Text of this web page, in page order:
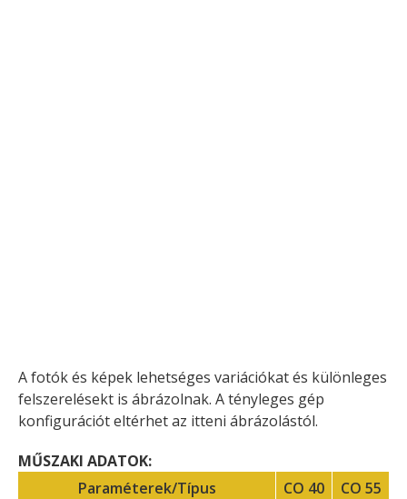
A fotók és képek lehetséges variációkat és különleges
felszerelésekt is ábrázolnak. A tényleges gép
konfigurációt eltérhet az itteni ábrázolástól.
MŰSZAKI ADATOK:
Paraméterek/Típus
CO 40
CO 55